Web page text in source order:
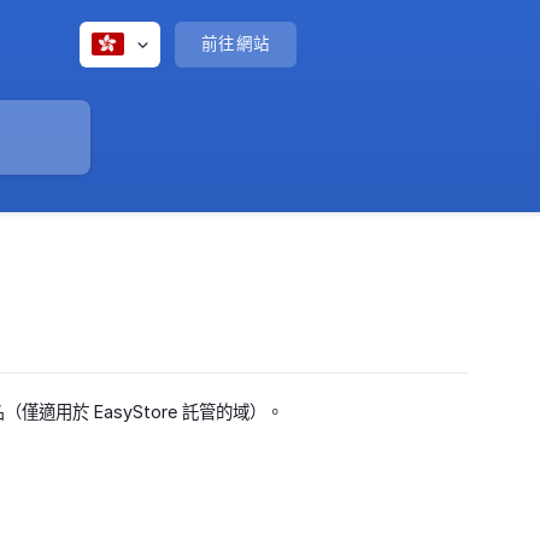
前往網站
僅適用於 EasyStore 託管的域）。